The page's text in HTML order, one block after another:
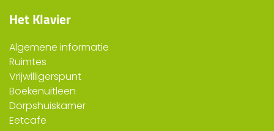
Het Klavier
Algemene informatie
Ruimtes
Vrijwilligerspunt
Boekenuitleen
Dorpshuiskamer
Eetcafe